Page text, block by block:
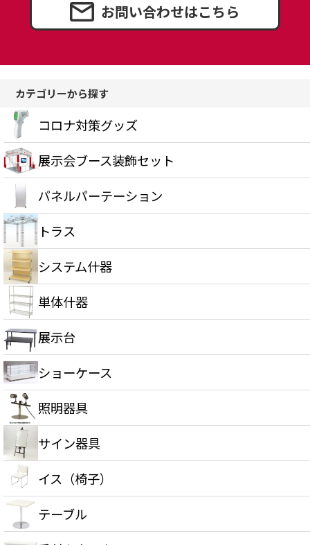
お問い合わせはこちら
カテゴリーから探す
コロナ対策グッズ
展示会ブース装飾セット
パネルパーテーション
トラス
システム什器
単体什器
展示台
ショーケース
照明器具
サイン器具
イス（椅子）
テーブル